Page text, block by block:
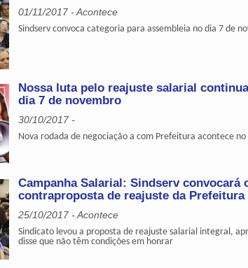
01/11/2017 - Acontece
Sindserv convoca categoria para assembleia no dia 7 de
Nossa luta pelo reajuste salarial
dia 7 de novembro
30/10/2017 -
Nova rodada de negociação a com Prefeitura acontece
Campanha Salarial: Sindserv convocará
contraproposta de reajuste da Prefeitura
25/10/2017 - Acontece
Sindicato levou a proposta de reajuste salarial integral,
disse que não têm condições em honrar